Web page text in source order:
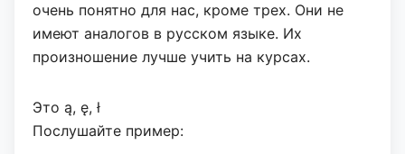
очень понятно для нас, кроме трех. Они не
имеют аналогов в русском языке. Их
произношение лучше учить на курсах.
Это ą, ę, ł
Послушайте пример: